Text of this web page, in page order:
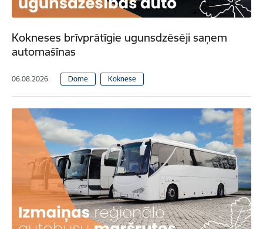
Kokneses brīvprātīgie ugunsdzēsēji saņem
automašīnas
06.08.2026. Dome Koknese